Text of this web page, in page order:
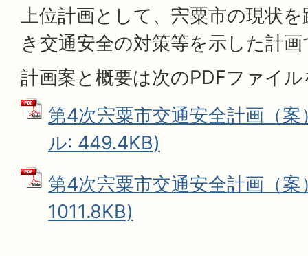
上位計画として、宍粟市の現状
き交通安全の対策等を示した計
計画案と概要は次のPDFファイ
第4次宍粟市交通安全計画（
ル: 449.4KB)
第4次宍粟市交通安全計画（
1011.8KB)